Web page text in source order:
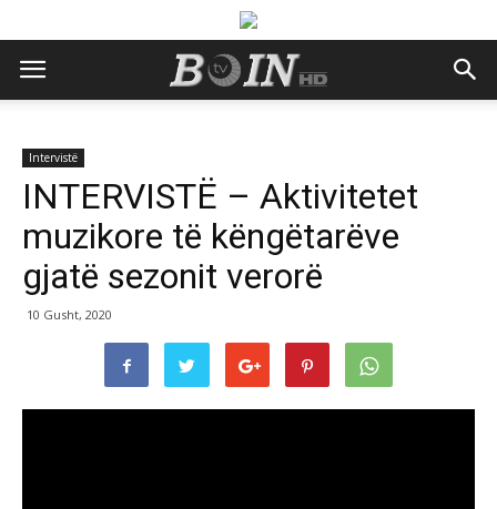
Intervistë
INTERVISTË – Aktivitetet
muzikore të këngëtarëve
gjatë sezonit verorë
10 Gusht, 2020